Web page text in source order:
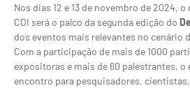
Nos dias 12 e 13 de novembro de 2024,
CDI será o palco da segunda edição do
dos eventos mais relevantes no cenário
Com a participação de mais de 1000
expositoras e mais de 60 palestrantes, o
encontro para pesquisadores,